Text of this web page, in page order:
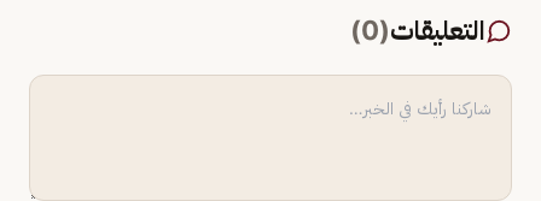
التعليقات(
0
)